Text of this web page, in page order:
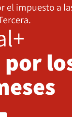
el impuesto a
por